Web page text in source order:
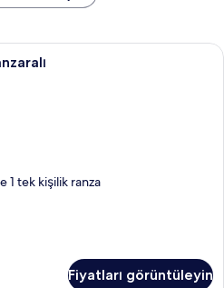
Family Bungalov, Bahçe Manzaralı |
1 tek kişilik ranza
Fiyatları görüntüleyin